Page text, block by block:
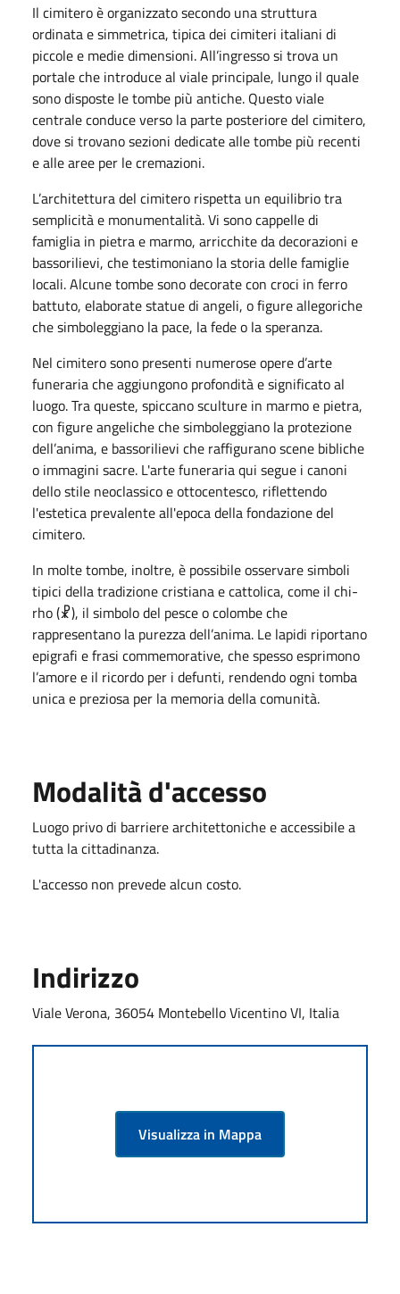
Il cimitero è organizzato secondo una struttura
ordinata e simmetrica, tipica dei cimiteri italiani di
piccole e medie dimensioni. All’ingresso si trova un
portale che introduce al viale principale, lungo il quale
sono disposte le tombe più antiche. Questo viale
centrale conduce verso la parte posteriore del cimitero,
dove si trovano sezioni dedicate alle tombe più recenti
e alle aree per le cremazioni.
L’architettura del cimitero rispetta un equilibrio tra
semplicità e monumentalità. Vi sono cappelle di
famiglia in pietra e marmo, arricchite da decorazioni e
bassorilievi, che testimoniano la storia delle famiglie
locali. Alcune tombe sono decorate con croci in ferro
battuto, elaborate statue di angeli, o figure allegoriche
che simboleggiano la pace, la fede o la speranza.
Nel cimitero sono presenti numerose opere d’arte
funeraria che aggiungono profondità e significato al
luogo. Tra queste, spiccano sculture in marmo e pietra,
con figure angeliche che simboleggiano la protezione
dell’anima, e bassorilievi che raffigurano scene bibliche
o immagini sacre. L'arte funeraria qui segue i canoni
dello stile neoclassico e ottocentesco, riflettendo
l'estetica prevalente all'epoca della fondazione del
cimitero.
In molte tombe, inoltre, è possibile osservare simboli
tipici della tradizione cristiana e cattolica, come il chi-
rho (☧), il simbolo del pesce o colombe che
rappresentano la purezza dell’anima. Le lapidi riportano
epigrafi e frasi commemorative, che spesso esprimono
l’amore e il ricordo per i defunti, rendendo ogni tomba
unica e preziosa per la memoria della comunità.
Modalità d'accesso
Luogo privo di barriere architettoniche e accessibile a
tutta la cittadinanza.
L'accesso non prevede alcun costo.
Indirizzo
Viale Verona, 36054 Montebello Vicentino VI, Italia
Visualizza in Mappa